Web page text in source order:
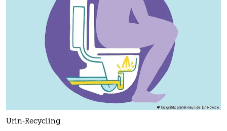
Urin-Recycling